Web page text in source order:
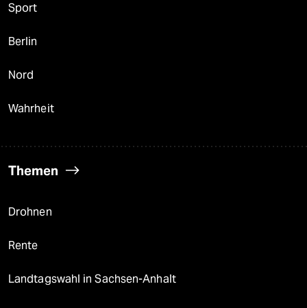
Sport
Berlin
Nord
Wahrheit
Themen
Drohnen
Rente
Landtagswahl in Sachsen-Anhalt